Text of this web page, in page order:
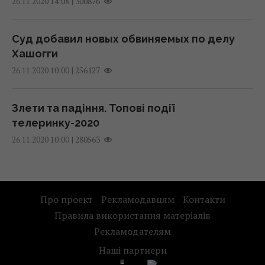
Польщі через погроми — думка експерта
7 серпня 2026, 12:22
7 серпня 2026, 12:14
Масштабна перевірка бронювання: юрист
пояснив, хто може втратити статус і
Суд добавил новых обвиняемых по делу
Хашогги
26.11.2020 10:00 | 256127
Злети та падіння. Топові події
телеринку-2020
26.11.2020 10:00 | 280563
Про проект Рекламодавцям
Контакти
Правила використання матеріалів
Рекламодателям
Наші партнери